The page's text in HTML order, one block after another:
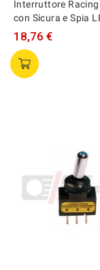
Interruttore Racing
con Sicura e Spia
18,76 €